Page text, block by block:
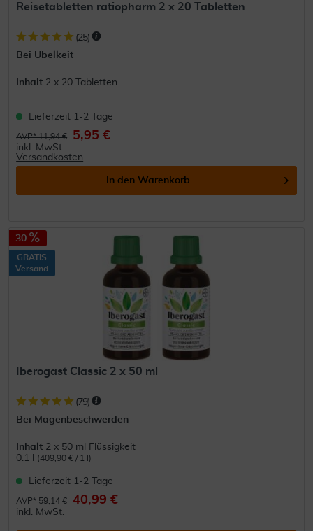
Reisetabletten ratiopharm 2 x 20 Tabletten
(25)
Bei Übelkeit
Inhalt 2 x 20 Tabletten
Lieferzeit 1-2 Tage
AVP* 11,94 € 5,95 €
inkl. MwSt.
Versandkosten
In den Warenkorb
30
GRATIS
Versand
Iberogast Classic 2 x 50 ml
(79)
Bei Magenbeschwerden
Inhalt 2 x 50 ml Flüssigkeit
0.1 l
(409,90 € / 1 l)
Lieferzeit 1-2 Tage
AVP* 59,14 € 40,99 €
inkl. MwSt.